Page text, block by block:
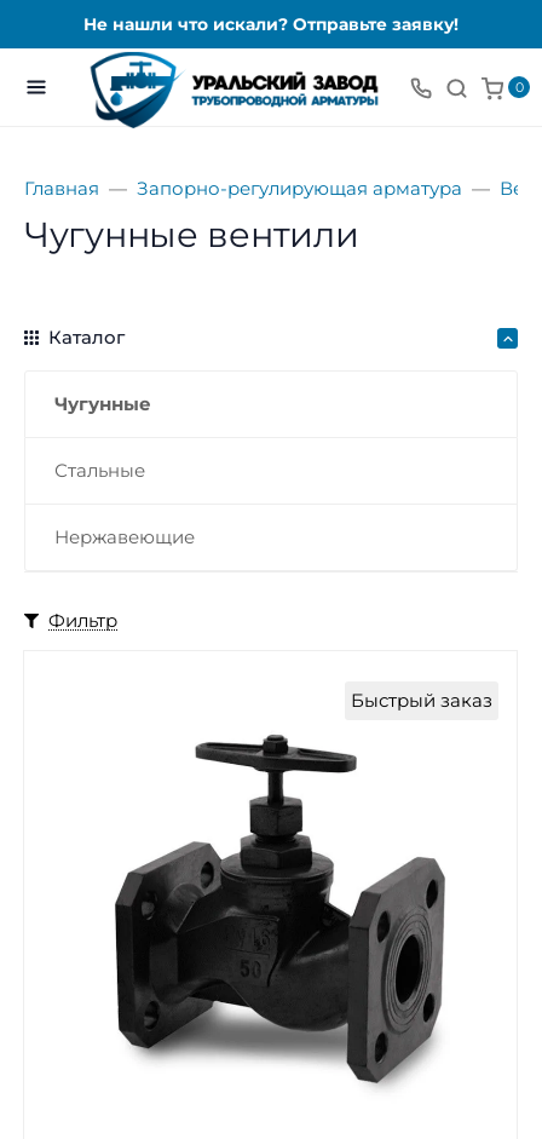
Не нашли что искали? Отправьте заявку!
0
Главная Запорно-регулирующая арматура
Чугунные вентили
Каталог
Чугунные
Стальные
Нержавеющие
Фильтр
Быстрый заказ